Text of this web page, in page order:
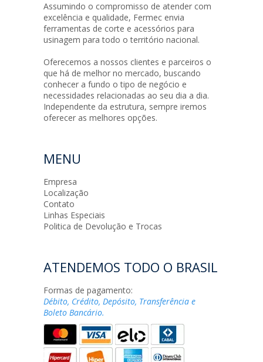
Assumindo o compromisso de atender com
excelência e qualidade, Fermec envia
ferramentas de corte e acessórios para
usinagem para todo o território nacional.
Oferecemos a nossos clientes e parceiros o
que há de melhor no mercado, buscando
conhecer a fundo o tipo de negócio e
necessidades relacionadas ao seu dia a dia.
Independente da estrutura, sempre iremos
oferecer as melhores opções.
MENU
Empresa
Localização
Contato
Linhas Especiais
Politica de Devolução e Trocas
ATENDEMOS TODO O BRASIL
Formas de pagamento:
Débito, Crédito, Depósito, Transferência e
Boleto Bancário.